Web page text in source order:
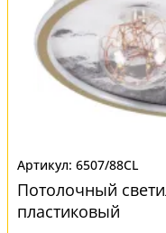
6507/88CL
Потолочный
пластиковый